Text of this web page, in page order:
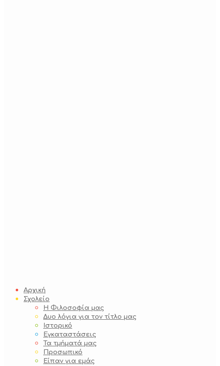
Αρχική
Σχολείο
Η Φιλοσοφία μας
Δυο λόγια για τον τίτλο μας
Ιστορικό
Εγκαταστάσεις
Τα τμήματά μας
Προσωπικό
Είπαν για εμάς